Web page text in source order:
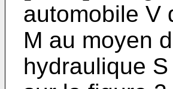
automobile V
M au moyen
hydraulique